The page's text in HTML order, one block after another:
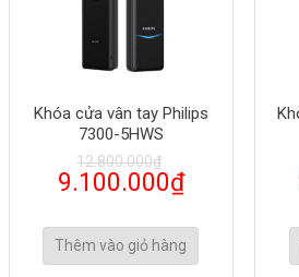
Khóa cửa vân tay Philips
7300-5HWS
12.800.000₫
9.100.000₫
Thêm vào giỏ hàng